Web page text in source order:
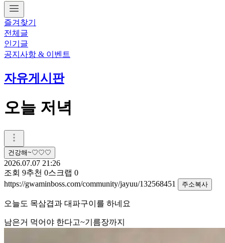
즐겨찾기
전체글
인기글
공지사항 & 이벤트
자유게시판
오늘 저녁
건강해~♡♡♡
2026.07.07 21:26
조회 9추천 0스크랩 0
https://gwaminboss.com/community/jayuu/132568451
주소복사
오늘도 목삼겹과 대파구이를 하네요
남은거 먹어야 한다고~기름장까지